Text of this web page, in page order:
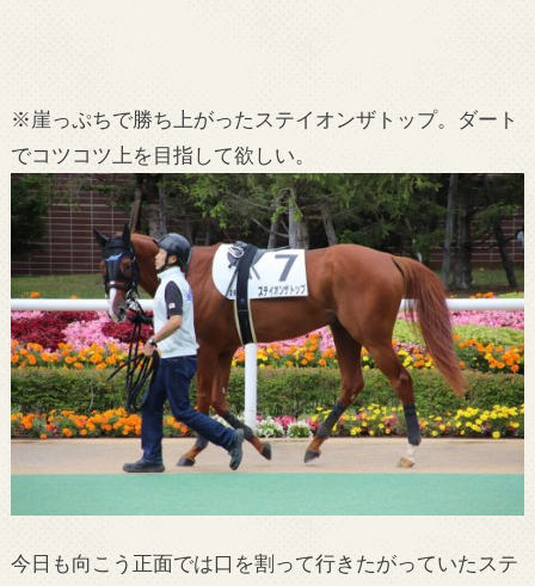
※崖っぷちで勝ち上がったステイオンザトップ。ダート
でコツコツ上を目指して欲しい。
今日も向こう正面では口を割って行きたがっていたステ